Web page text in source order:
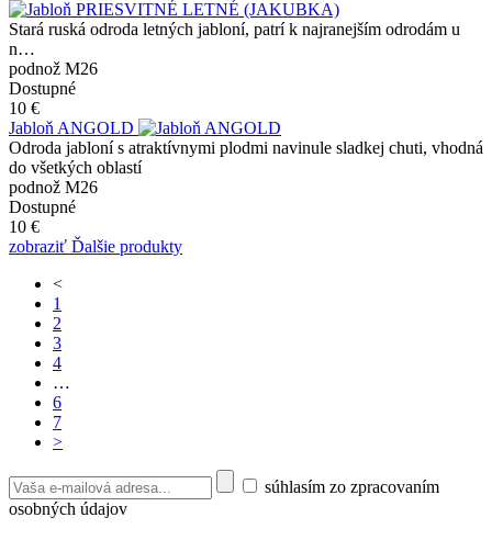
Stará ruská odroda letných jabloní, patrí k najranejším odrodám u
n…
podnož M26
Dostupné
10 €
Jabloň ANGOLD
Odroda jabloní s atraktívnymi plodmi navinule sladkej chuti, vhodná
do všetkých oblastí
podnož M26
Dostupné
10 €
zobraziť Ďalšie produkty
<
1
2
3
4
…
6
7
>
súhlasím zo zpracovaním
osobných údajov